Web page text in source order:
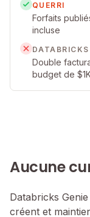
QUERRI
Forfaits
incluse
DATABRICKS
Double
budget de
Aucune
Databricks
créent et